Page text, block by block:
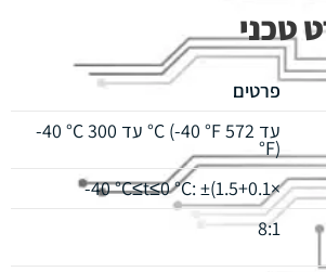
טכני
פרטים
-40 °C עד 300 °C (-40 °F עד 572
°F)
-40 °C≤t≤0 °C: ±(1.5+0.1×
8:1